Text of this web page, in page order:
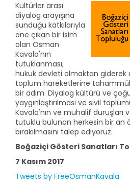
Kültürler arası
diyalog arayışına
sunduğu katkılarıyla
öne çıkan bir isim
olan Osman
Kavala'nın
tutuklanması,
hukuk devleti olmaktan giderek
toplum hareketlerine
bir adım. Diyalog kültürü ve
yaygınlaştırılması ve sivil
Kavala'nın ve muhalif duruşları
tutuklu bulunan herkesin bir an
bırakılmasını talep ediyoruz.
Boğaziçi Gösteri Sanatları
7 Kasım 2017
Tweets by FreeOsmanKavala